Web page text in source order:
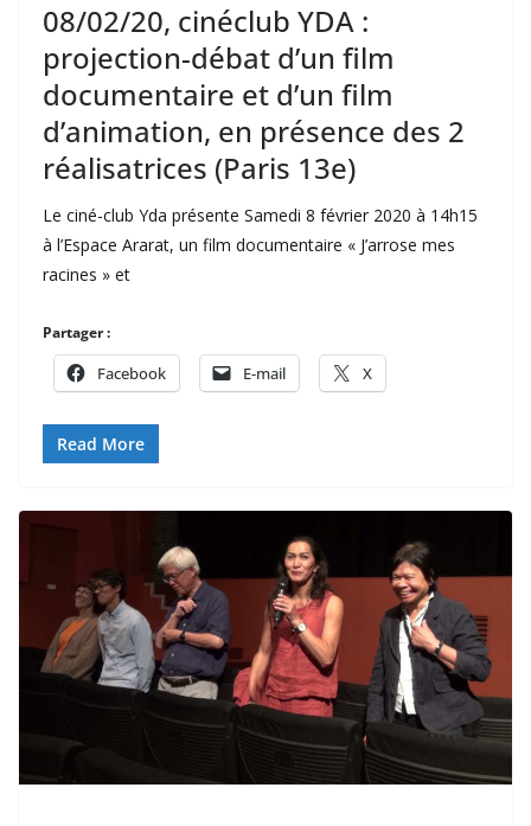
08/02/20, cinéclub YDA :
projection-débat d’un film
documentaire et d’un film
d’animation, en présence des 2
réalisatrices (Paris 13e)
Le ciné-club Yda présente Samedi 8 février 2020 à 14h15
à l’Espace Ararat, un film documentaire « J’arrose mes
racines » et
Partager :
Facebook E-mail X
Read More